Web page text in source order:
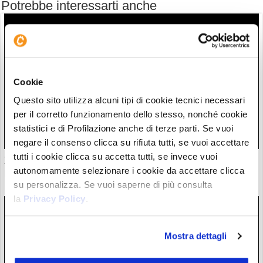
Cookie
Questo sito utilizza alcuni tipi di cookie tecnici necessari
per il corretto funzionamento dello stesso, nonché cookie
statistici e di Profilazione anche di terze parti. Se vuoi
negare il consenso clicca su rifiuta tutti, se vuoi accettare
tutti i cookie clicca su accetta tutti, se invece vuoi
autonomamente selezionare i cookie da accettare clicca
su personalizza. Se vuoi saperne di più consulta
la Privacy Policy.
Mostra dettagli
Potrebbe interessarti anche
Il “nuovo Warren Buffett” crolla insieme all’AI. Da marzo
però è ancora leader
28/07/26 20:17